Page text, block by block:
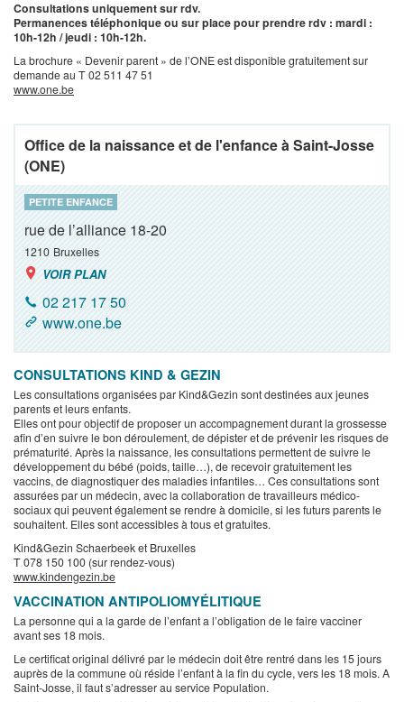
Consultations uniquement sur rdv.
Permanences téléphonique ou sur place pour prendre rdv : mardi :
10h-12h / jeudi : 10h-12h.
La brochure « Devenir parent » de l’ONE est disponible gratuitement sur
demande au T 02 511 47 51
www.one.be
Office de la naissance et de l'enfance à Saint-Josse
(ONE)
PETITE ENFANCE
rue de l’alliance 18-20
1210 Bruxelles
VOIR PLAN
02 217 17 50
www.one.be
CONSULTATIONS KIND & GEZIN
Les consultations organisées par Kind&Gezin sont destinées aux jeunes
parents et leurs enfants.
Elles ont pour objectif de proposer un accompagnement durant la grossesse
afin d’en suivre le bon déroulement, de dépister et de prévenir les risques de
prématurité. Après la naissance, les consultations permettent de suivre le
développement du bébé (poids, taille…), de recevoir gratuitement les
vaccins, de diagnostiquer des maladies infantiles… Ces consultations sont
assurées par un médecin, avec la collaboration de travailleurs médico-
sociaux qui peuvent également se rendre à domicile, si les futurs parents le
souhaitent. Elles sont accessibles à tous et gratuites.
Kind&Gezin Schaerbeek et Bruxelles
T 078 150 100 (sur rendez-vous)
www.kindengezin.be
VACCINATION ANTIPOLIOMYÉLITIQUE
La personne qui a la garde de l’enfant a l’obligation de le faire vacciner
avant ses 18 mois.
Le certificat original délivré par le médecin doit être rentré dans les 15 jours
auprès de la commune où réside l’enfant à la fin du cycle, vers les 18 mois. A
Saint-Josse, il faut s’adresser au service Population.